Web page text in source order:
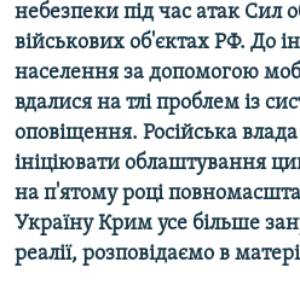
небезпеки під час атак Сил
військових об'єктах РФ. До
населення за допомогою
вдалися на тлі проблем із
оповіщення. Російська
ініціювати облаштування
на п'ятому році
Україну Крим усе більше
реалії, розповідаємо в